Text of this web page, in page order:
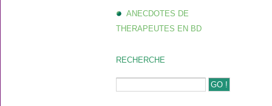
ANECDOTES DE
THERAPEUTES EN BD
RECHERCHE